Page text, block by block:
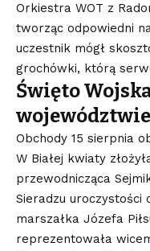
Orkiestra WOT z
tworząc odpowiedni
uczestnik mógł
grochówki, którą
Święto
województwie
Obchody 15 sierpnia
W Białej kwiaty
przewodnicząca
Sieradzu uroczystości
marszałka Józefa
reprezentowała